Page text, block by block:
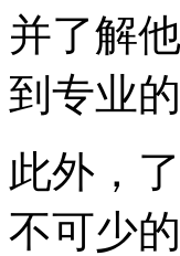
并了解
到专业
此外，
不可少